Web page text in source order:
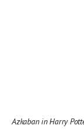
Azkaban in Harry